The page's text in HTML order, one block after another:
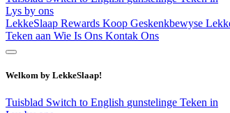
Lys by ons
LekkeSlaap Rewards Koop Geskenkbewyse
Teken aan Wie Is Ons Kontak Ons
Welkom by LekkeSlaap!
Tuisblad Switch to English gunstelinge Teken in